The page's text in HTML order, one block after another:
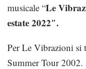
musicale “Le
estate 2022″.
Per Le Vibrazioni si
Summer Tour 2002.